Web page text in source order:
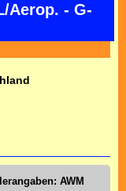
Aerop. - G-
AWM